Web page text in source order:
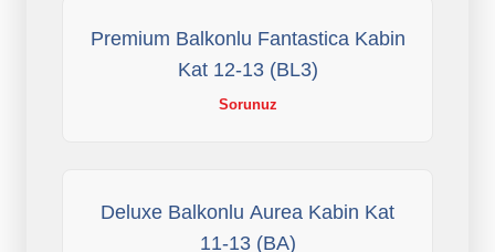
Premium Balkonlu Fantastica Kabin
Kat 12-13 (BL3)
Sorunuz
Deluxe Balkonlu Aurea Kabin Kat
11-13 (BA)